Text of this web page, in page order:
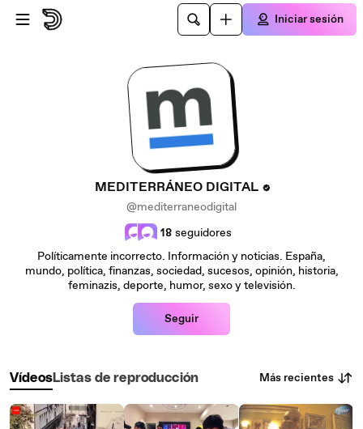
Saltar al contenido principal
Iniciar sesión
MEDITERRÁNEO DIGITAL
@mediterraneodigital
18 seguidores
Políticamente incorrecto. Información y noticias. España,
mundo, política, finanzas, sociedad, sucesos, opinión, historia,
feminazis, deporte, humor, sexo y televisión.
Seguir
VídeosListas de reproducción Más recientes